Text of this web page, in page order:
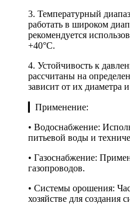
3. Температурный
работать в широком
рекомендуется
+40°C.
4. Устойчивость к
рассчитаны на
зависит от их диаметра
▎Применение:
• Водоснабжение:
питьевой воды и
• Газоснабжение:
газопроводов.
• Системы орошения:
хозяйстве для создания